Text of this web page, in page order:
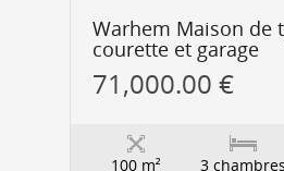
Warhem Maison de
courette et garage
71,000.00 €
100 m² 3 chambres